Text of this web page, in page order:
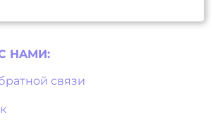
НAМИ:
связи